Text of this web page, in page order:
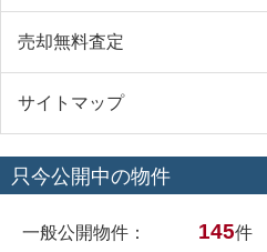
売却無料査定
サイトマップ
只今公開中の物件
一般公開物件： 145件